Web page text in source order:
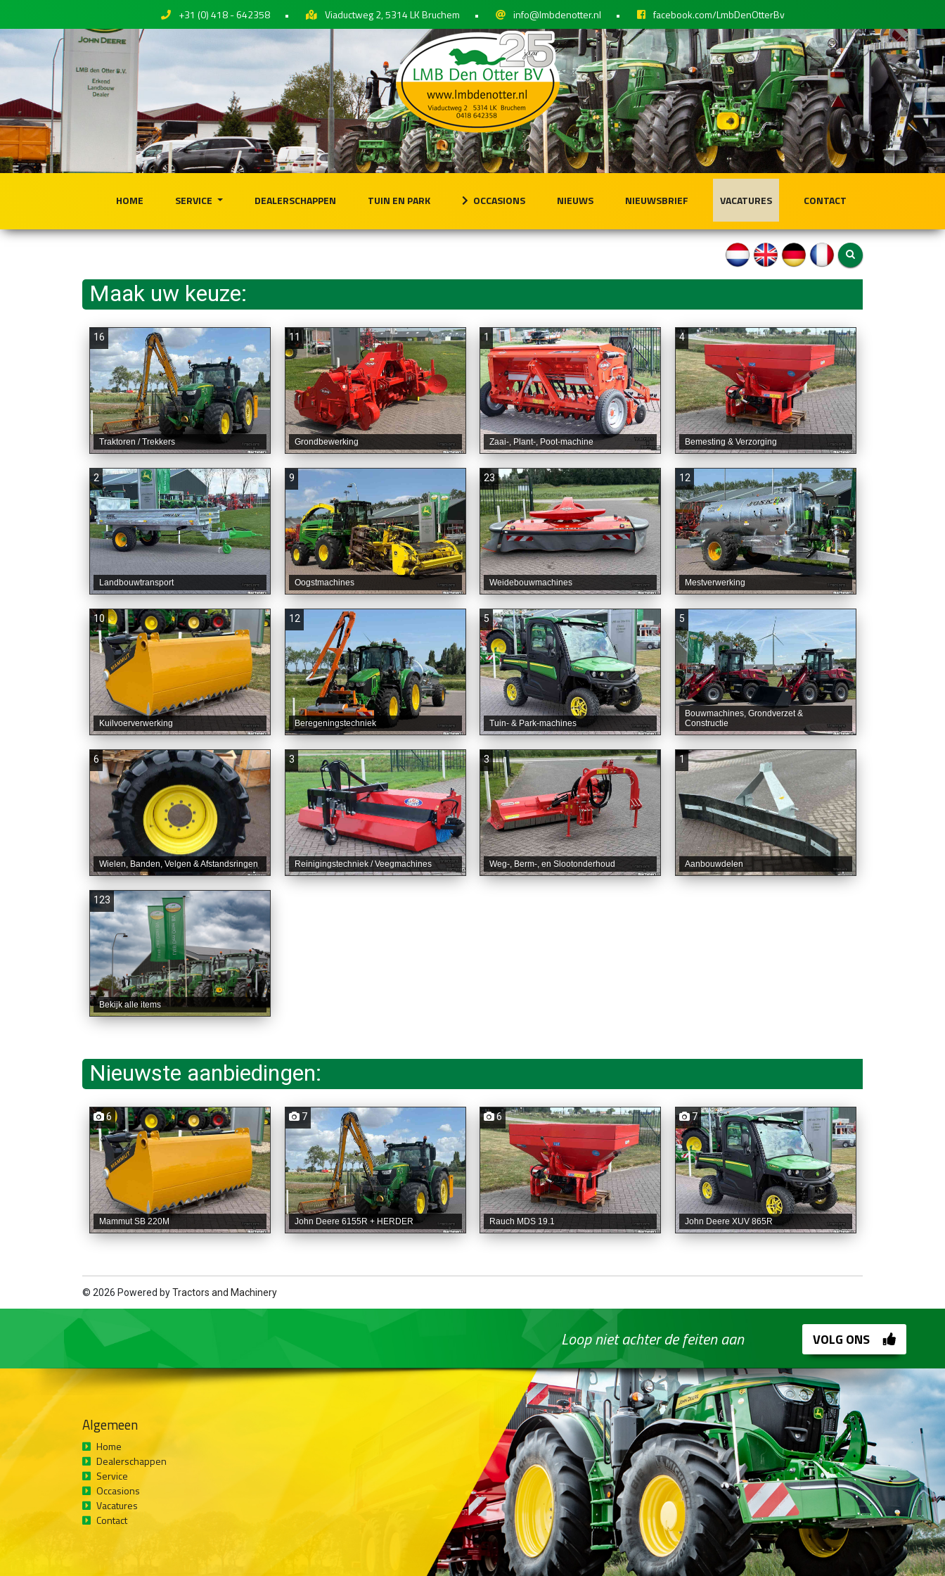
+31 (0) 418 - 642358 • Viaductweg 2, 5314 LK Bruchem • info@lmbdenotter.nl • facebook.com/LmbDenOtterBv
HOME SERVICE DEALERSCHAPPEN TUIN EN PARK OCCASIONS NIEUWS NIEUWSBRIEF VACATURES CONTACT
Maak uw keuze:
16
Traktoren / Trekkers
11
Grondbewerking
1
Zaai-, Plant-, Poot-machine
4
Bemesting & Verzorging
2
Landbouwtransport
9
Oogstmachines
23
Weidebouwmachines
12
Mestverwerking
10
Kuilvoerverwerking
12
Beregeningstechniek
5
Tuin- & Park-machines
5
Bouwmachines, Grondverzet &
Constructie
6
Wielen, Banden, Velgen & Afstandsringen
3
Reinigingstechniek / Veegmachines
3
Weg-, Berm-, en Slootonderhoud
1
Aanbouwdelen
123
Bekijk alle items
Nieuwste aanbiedingen:
6
Mammut SB 220M
7
John Deere 6155R + HERDER
6
Rauch MDS 19.1
7
John Deere XUV 865R
© 2026 Powered byTractors and Machinery
VOLG ONS
Loop niet achter de feiten aan
Algemeen
Home
Dealerschappen
Service
Occasions
Vacatures
Contact